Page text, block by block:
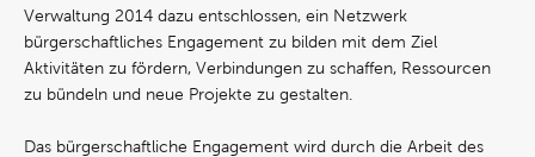
Verwaltung 2014 dazu entschlossen, ein Netzwerk
bürgerschaftliches Engagement zu bilden mit dem Ziel
Aktivitäten zu fördern, Verbindungen zu schaffen, Ressourcen
zu bündeln und neue Projekte zu gestalten.
Das bürgerschaftliche Engagement wird durch die Arbeit des